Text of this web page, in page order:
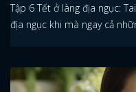
Tập 6 Tết ở làng địa ngục:
địa ngục khi mà ngay cả